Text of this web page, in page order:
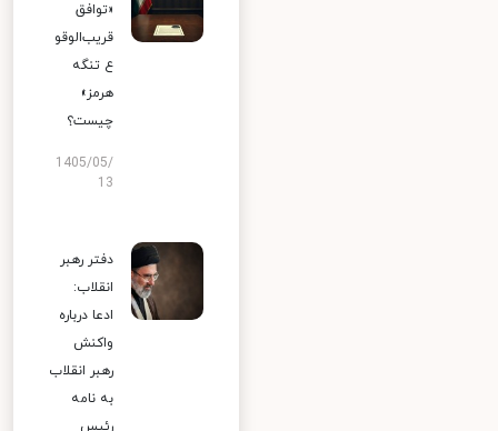
«توافق
قریب‌الوقو
ع تنگه
هرمز»
چیست؟
1405/05/
13
دفتر رهبر
انقلاب:
ادعا درباره
واکنش
رهبر انقلاب
به نامه
رئیس